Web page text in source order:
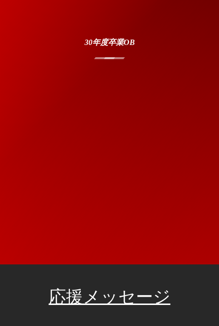
30年度卒業OB
応援メッセージ